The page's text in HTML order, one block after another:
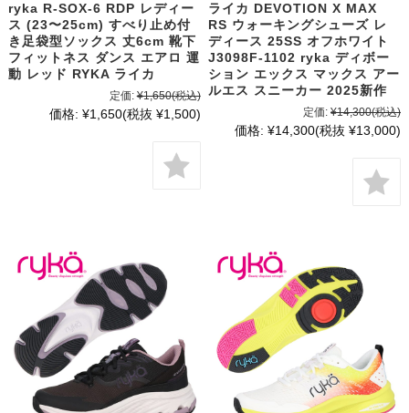
ryka R-SOX-6 RDP レディー
ス (23〜25cm) すべり止め付
き足袋型ソックス 丈6cm 靴下
フィットネス ダンス エアロ 運
動 レッド RYKA ライカ
定価: ¥1,650(税込)
価格: ¥1,650(税抜 ¥1,500)
ライカ DEVOTION X MAX
RS ウォーキングシューズ レ
ディース 25SS オフホワイト
J3098F-1102 ryka ディボー
ション エックス マックス アー
ルエス スニーカー 2025新作
定価: ¥14,300(税込)
価格: ¥14,300(税抜 ¥13,000)